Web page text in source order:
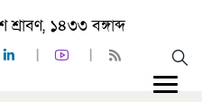
১৪৩৩ বঙ্গাব্দ